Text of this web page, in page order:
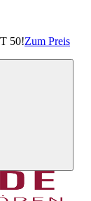
50!Zum Preis